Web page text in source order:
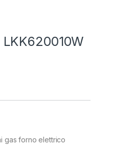
LKK620010W
gas forno elettrico